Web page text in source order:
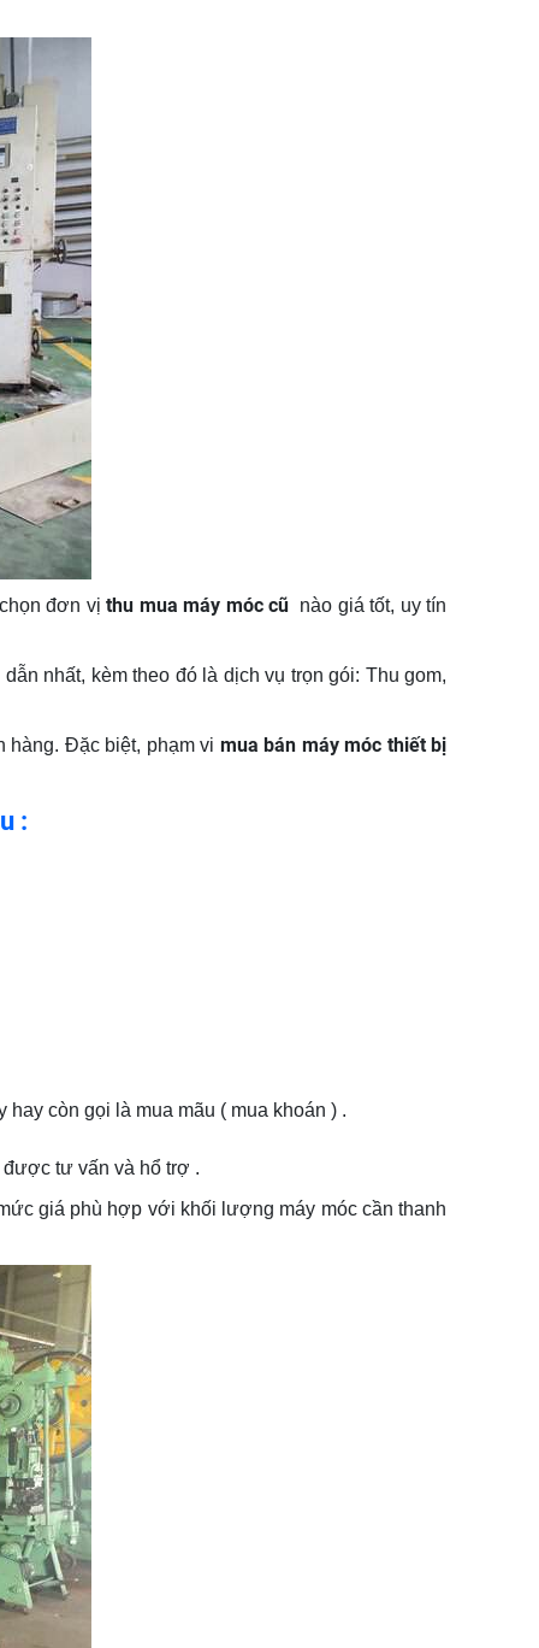
đơn vịthu mua máy móc cũ nào giá tốt, uy tín
nhất, kèm theo đó là dịch vụ trọn gói: Thu gom,
hàng. Đặc biệt, phạm vi mua bán máy móc thiết bị
:
còn gọi là mua mãu ( mua khoán ) .
được tư vấn và hổ trợ .
giá phù hợp với khối lượng máy móc cần thanh